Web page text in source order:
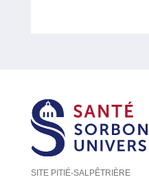
SITE PITIÉ-SALPÊTRIÈRE